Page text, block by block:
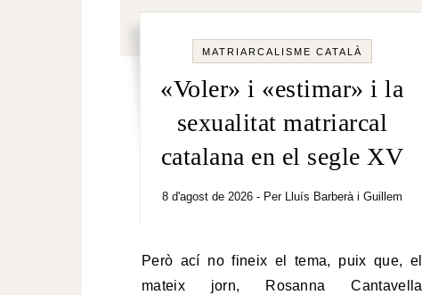
MATRIARCALISME CATALÀ
«Voler» i «estimar» i la
sexualitat matriarcal
catalana en el segle XV
8 d'agost de 2026 - Per Lluís Barberà i Guillem
Però ací no fineix el tema, puix que, el
mateix jorn, Rosanna Cantavella